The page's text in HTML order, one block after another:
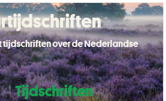
Tijdschriften
tijdschriften over de Nederlandse